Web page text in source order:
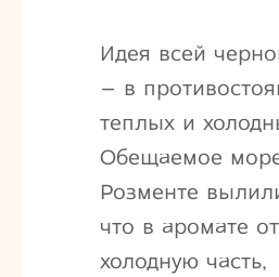
Идея всей
– в
теплых и
Обещаемое
Розменте
что в аромате
холодную часть,